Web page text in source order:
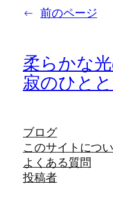
← 前のページ
柔らかな
寂のひと
ブログ
このサイトにつ
よくある質問
投稿者